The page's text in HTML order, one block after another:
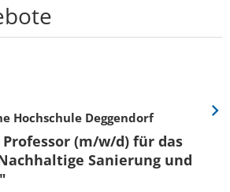
Hochschule Deggendorf
(m/w/d) für das
Sanierung und
Eine